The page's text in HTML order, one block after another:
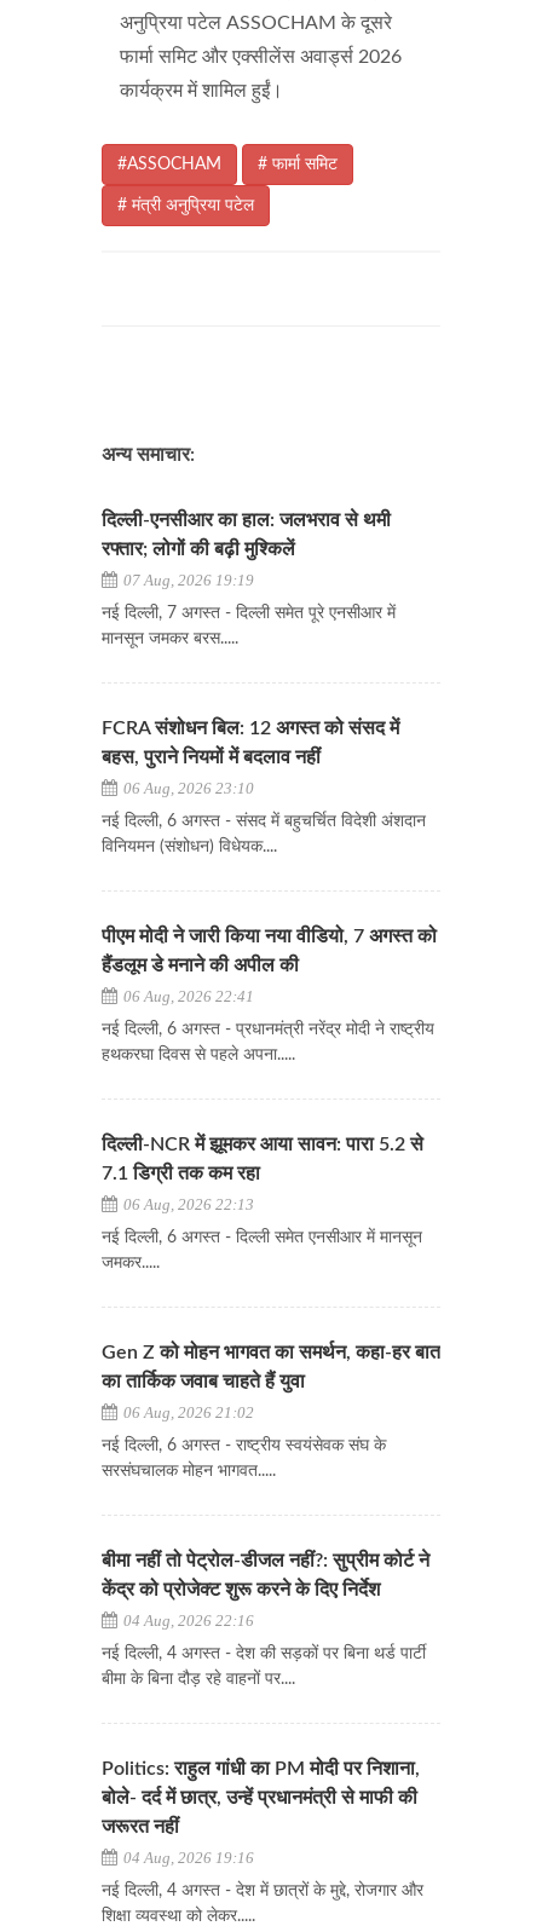
अनुप्रिया पटेल ASSOCHAM के दूसरे
फार्मा समिट और एक्सीलेंस अवार्ड्स 2026
कार्यक्रम में शामिल हुईं।
#ASSOCHAM # फार्मा समिट
# मंत्री अनुप्रिया पटेल
अन्य समाचार:
दिल्ली-एनसीआर का हाल: जलभराव से थमी
रफ्तार; लोगों की बढ़ी मुश्किलें
07 Aug, 2026 19:19
नई दिल्ली, 7 अगस्त - दिल्ली समेत पूरे एनसीआर में
मानसून जमकर बरस.....
FCRA संशोधन बिल: 12 अगस्त को संसद में
बहस, पुराने नियमों में बदलाव नहीं
06 Aug, 2026 23:10
नई दिल्ली, 6 अगस्त - संसद में बहुचर्चित विदेशी अंशदान
विनियमन (संशोधन) विधेयक....
पीएम मोदी ने जारी किया नया वीडियो, 7 अगस्त को
हैंडलूम डे मनाने की अपील की
06 Aug, 2026 22:41
नई दिल्ली, 6 अगस्त - प्रधानमंत्री नरेंद्र मोदी ने राष्ट्रीय
हथकरघा दिवस से पहले अपना.....
दिल्ली-NCR में झूमकर आया सावन: पारा 5.2 से
7.1 डिग्री तक कम रहा
06 Aug, 2026 22:13
नई दिल्ली, 6 अगस्त - दिल्ली समेत एनसीआर में मानसून
जमकर.....
Gen Z को मोहन भागवत का समर्थन, कहा-हर बात
का तार्किक जवाब चाहते हैं युवा
06 Aug, 2026 21:02
नई दिल्ली, 6 अगस्त - राष्ट्रीय स्वयंसेवक संघ के
सरसंघचालक मोहन भागवत.....
बीमा नहीं तो पेट्रोल-डीजल नहीं?: सुप्रीम कोर्ट ने
केंद्र को प्रोजेक्ट शुरू करने के दिए निर्देश
04 Aug, 2026 22:16
नई दिल्ली, 4 अगस्त - देश की सड़कों पर बिना थर्ड पार्टी
बीमा के बिना दौड़ रहे वाहनों पर....
Politics: राहुल गांधी का PM मोदी पर निशाना,
बोले- दर्द में छात्र, उन्हें प्रधानमंत्री से माफी की
जरूरत नहीं
04 Aug, 2026 19:16
नई दिल्ली, 4 अगस्त - देश में छात्रों के मुद्दे, रोजगार और
शिक्षा व्यवस्था को लेकर.....